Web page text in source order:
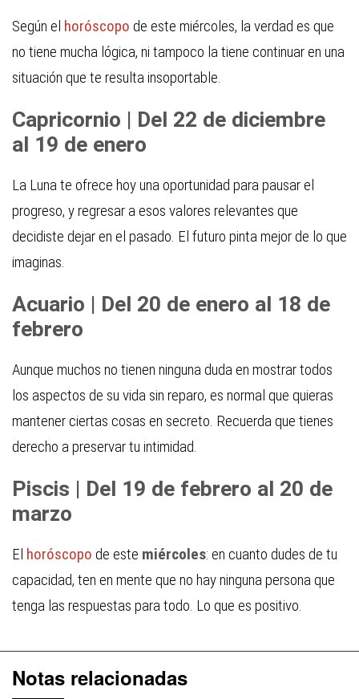
Según el horóscopo de este miércoles, la verdad es que
no tiene mucha lógica, ni tampoco la tiene continuar en una
situación que te resulta insoportable.
Capricornio | Del 22 de diciembre
al 19 de enero
La Luna te ofrece hoy una oportunidad para pausar el
progreso, y regresar a esos valores relevantes que
decidiste dejar en el pasado. El futuro pinta mejor de lo que
imaginas.
Acuario | Del 20 de enero al 18 de
febrero
Aunque muchos no tienen ninguna duda en mostrar todos
los aspectos de su vida sin reparo, es normal que quieras
mantener ciertas cosas en secreto. Recuerda que tienes
derecho a preservar tu intimidad.
Piscis | Del 19 de febrero al 20 de
marzo
El horóscopo de este miércoles: en cuanto dudes de tu
capacidad, ten en mente que no hay ninguna persona que
tenga las respuestas para todo. Lo que es positivo.
Notas relacionadas